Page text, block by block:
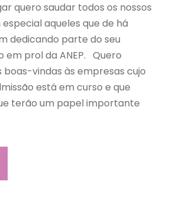
quero saudar todos os nossos
aqueles que de há
dedicando parte do seu
em prol da ANEP. Quero
vindas às empresas cujo
está em curso e que
terão um papel importante